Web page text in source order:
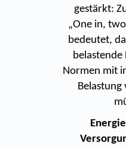
gestärkt:
„One in,
bedeutet,
Normen mit
Belastung